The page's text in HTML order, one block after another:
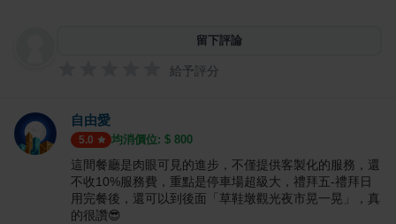
留下評論
給予評分
自由愛
5.0 均消價位: $ 800
這間餐廳是肉眼可見的進步，不僅提供客製化的服務，還
不收10%服務費，重點是停車場超級大，禮拜五-禮拜日
用完餐後，還可以到後面「草鞋墩觀光夜市晃一晃」，真
的很讚😎